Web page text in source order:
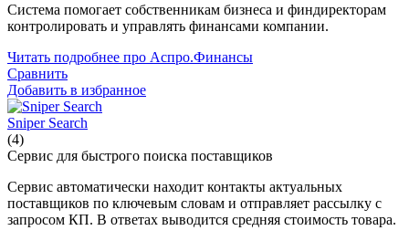
Система помогает собственникам бизнеса и финдиректорам
контролировать и управлять финансами компании.
Читать подробнее про Аспро.Финансы
Сравнить
Добавить в избранное
Sniper Search
(4)
Сервис для быстрого поиска поставщиков
Сервис автоматически находит контакты актуальных
поставщиков по ключевым словам и отправляет рассылку с
запросом КП. В ответах выводится средняя стоимость товара.